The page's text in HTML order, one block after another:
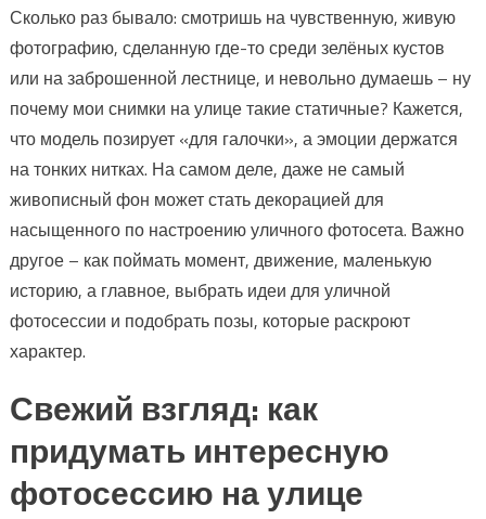
Сколько раз бывало: смотришь на чувственную, живую
фотографию, сделанную где-то среди зелёных кустов
или на заброшенной лестнице, и невольно думаешь – ну
почему мои снимки на улице такие статичные? Кажется,
что модель позирует «для галочки», а эмоции держатся
на тонких нитках. На самом деле, даже не самый
живописный фон может стать декорацией для
насыщенного по настроению уличного фотосета. Важно
другое – как поймать момент, движение, маленькую
историю, а главное, выбрать идеи для уличной
фотосессии и подобрать позы, которые раскроют
характер.
Свежий взгляд: как
придумать интересную
фотосессию на улице